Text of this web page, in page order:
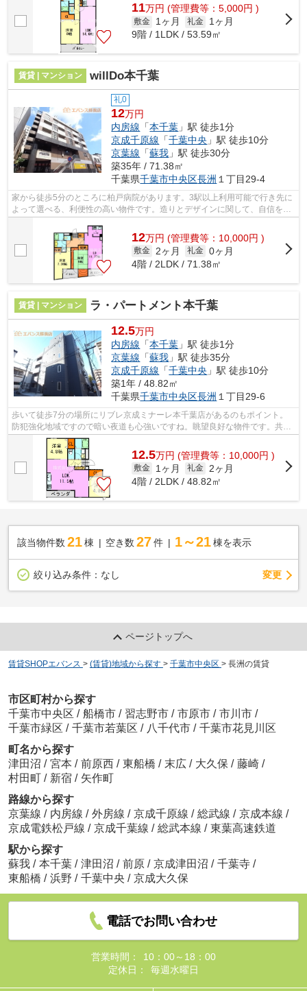
11万円 (管理費等：5,000円 )
敷金 1ヶ月 礼金
1ヶ月
9階 / 1LDK / 53.59㎡
賃貸 | マンション willDo本千葉
礼0
12万円
内房線 「本千葉 」駅 徒歩1分
京成千原線 「千葉中央 」駅 徒歩10分
京葉線 「蘇我 」駅 徒歩30分
築35年 / 71.38㎡
千葉県千葉市中央区長洲 １丁目29-4
家から徒歩5分のところに柏戸病院があります。3駅以上利用可能で行き先に
よって選べる、利便性の高い物件です。造りとデザインに関して、自信をも
12万円 (管理費等：10,000円 )
敷金 2ヶ月 礼金 0ヶ月
4階 / 2LDK / 71.38㎡
賃貸 | マンション ラ・パートメント本千葉
12.5万円
内房線 「本千葉 」駅 徒歩1分
京葉線 「蘇我 」駅 徒歩35分
京成千原線 「千葉中央 」駅 徒歩10分
築1年 / 48.82㎡
千葉県千葉市中央区長洲 １丁目29-6
歩いて徒歩7分の場所にリブレ京成ミナーレ本千葉店があるのもポイント。
防犯強化地域ですので暗い夜道も心強いですね。眺望良好な物件です。共用
部には敷地内ごみ置き場・エレベータな...
12.5万円 (管理費等：10,000円 )
敷金 1ヶ月 礼金
2ヶ月
4階 / 2LDK / 48.82㎡
該当物件数 21棟 空き数 27 件 1～21 棟を表示
絞り込み条件： なし 変更
ページトップへ
賃貸SHOPエバンス > (賃貸)地域から探す > 千葉市中央区 > 長洲の賃貸
市区町村から探す
千葉市中央区 / 船橋市 / 習志野市 / 市原市 / 市川市 /
千葉市緑区 / 千葉市若葉区 / 八千代市 / 千葉市花見川区
町名から探す
津田沼 / 宮本 / 前原西 / 東船橋 / 末広 / 大久保 / 藤崎 /
村田町 / 新宿 / 矢作町
路線から探す
京葉線 / 内房線 / 外房線 / 京成千原線 / 総武線 / 京成本線 /
京成電鉄松戸線 / 京成千葉線 / 総武本線 / 東葉高速鉄道
駅から探す
蘇我 / 本千葉 / 津田沼 / 前原 / 京成津田沼 / 千葉寺 /
東船橋 / 浜野 / 千葉中央 / 京成大久保
電話でお問い合わせ
営業時間：
10：00～18：00
定休日：
毎週水曜日